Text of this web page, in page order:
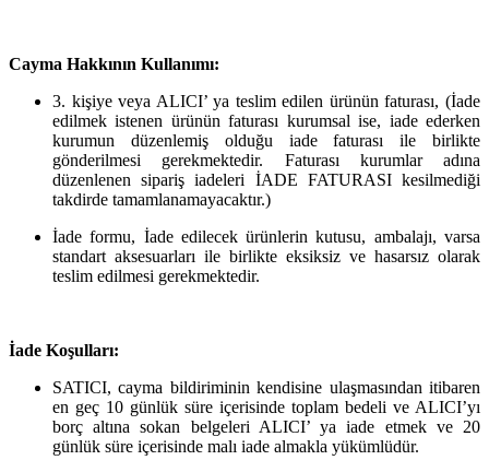
Cayma Hakkının Kullanımı:
3. kişiye veya ALICI’ ya teslim edilen ürünün faturası, (İade
edilmek istenen ürünün faturası kurumsal ise, iade ederken
kurumun düzenlemiş olduğu iade faturası ile birlikte
gönderilmesi gerekmektedir. Faturası kurumlar adına
düzenlenen sipariş iadeleri İADE FATURASI kesilmediği
takdirde tamamlanamayacaktır.)
İade formu, İade edilecek ürünlerin kutusu, ambalajı, varsa
standart aksesuarları ile birlikte eksiksiz ve hasarsız olarak
teslim edilmesi gerekmektedir.
İade Koşulları:
SATICI, cayma bildiriminin kendisine ulaşmasından itibaren
en geç 10 günlük süre içerisinde toplam bedeli ve ALICI’yı
borç altına sokan belgeleri ALICI’ ya iade etmek ve 20
günlük süre içerisinde malı iade almakla yükümlüdür.